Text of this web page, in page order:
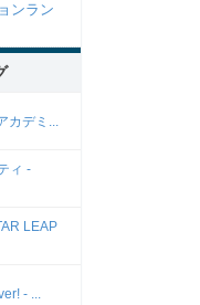
ンラン
デミ...
ィ -
LEAP
- ...